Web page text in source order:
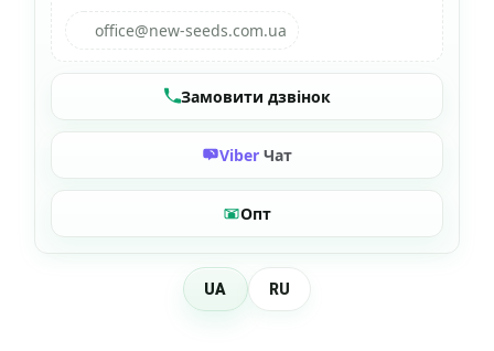
office@new-seeds.com.ua
Замовити дзвінок
Viber Чат
Опт
UA RU